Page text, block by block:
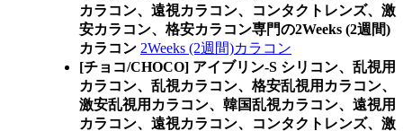
カラコン、遠視カラコン、コンタクトレンズ、激
安カラコン、格安カラコン専門の2Weeks (2週間)
カラコン 2Weeks (2週間)カラコン
[チョコ/CHOCO] アイブリン-S シリコン、乱視用
カラコン、乱視カラコン、格安乱視用カラコン、
激安乱視用カラコン、韓国乱視カラコン、遠視用
カラコン、遠視カラコン、コンタクトレンズ、激